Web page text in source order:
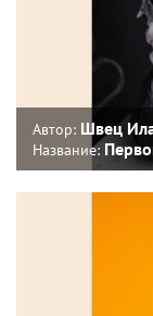
Автор: Швец
Название: